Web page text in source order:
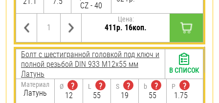
CZ - 40
Цена:
411р. 16коп.
Болт с шестигранной головкой под ключ и
полной резьбой DIN 933 М12х55 мм
Латунь
Материал
Латунь
Ø
?
12
L
?
55
S
?
19
b
?
55
P
?
1.75
В СПИСОК